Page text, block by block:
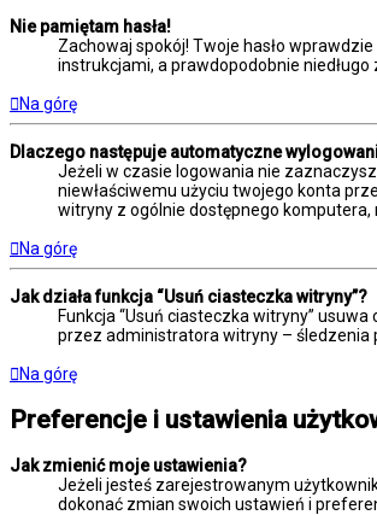
Nie pamiętam hasła!
Zachowaj spokój! Twoje hasło
instrukcjami, a prawdopodobnie
Na górę
Dlaczego następuje automatyczne
Jeżeli w czasie logowania nie
niewłaściwemu użyciu twojego konta
witryny z ogólnie dostępnego komputera,
Na górę
Jak działa funkcja “Usuń ciasteczka witryny”?
Funkcja “Usuń ciasteczka witryny”
przez administratora witryny – śledzenia
Na górę
Preferencje i ustawienia
Jak zmienić moje ustawienia?
Jeżeli jesteś zarejestrowanym
dokonać zmian swoich ustawień i